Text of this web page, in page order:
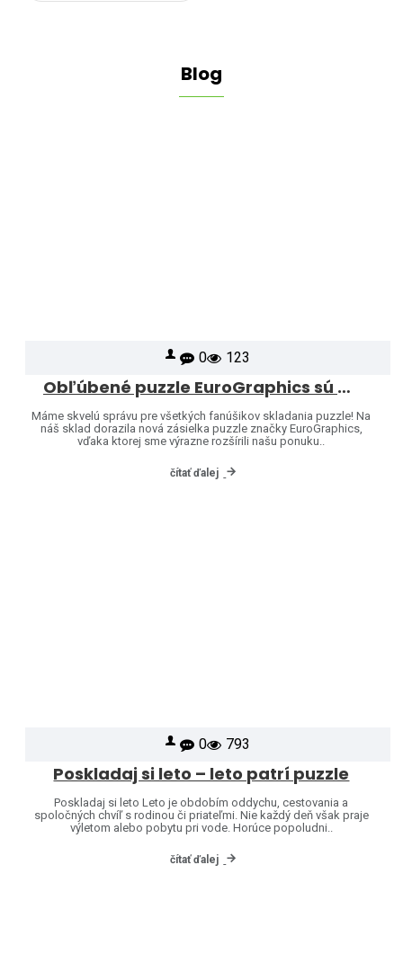
Blog
0 123
Obľúbené puzzle EuroGraphics sú opäť skladom – a ponuku sme rozšírili o ďalšie motívy!
Máme skvelú správu pre všetkých fanúšikov skladania puzzle! Na
náš sklad dorazila nová zásielka puzzle značky EuroGraphics,
vďaka ktorej sme výrazne rozšírili našu ponuku..
čítať ďalej
0 793
Poskladaj si leto – leto patrí puzzle
Poskladaj si leto Leto je obdobím oddychu, cestovania a
spoločných chvíľ s rodinou či priateľmi. Nie každý deň však praje
výletom alebo pobytu pri vode. Horúce popoludni..
čítať ďalej